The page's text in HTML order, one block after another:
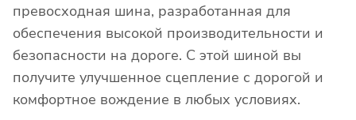
превосходная шина, разработанная для
обеспечения высокой производительности и
безопасности на дороге. С этой шиной вы
получите улучшенное сцепление с дорогой и
комфортное вождение в любых условиях.